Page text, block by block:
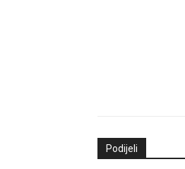
Podijeli